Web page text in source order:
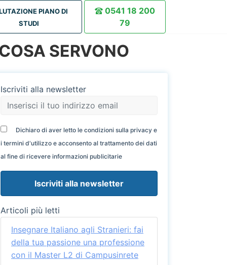
PIANO DI
STUDI
0541 18 200
79
SERVONO
Iscriviti alla newsletter
Dichiaro di aver letto le condizioni sulla privacy e
i termini d'utilizzo e acconsento al trattamento dei dati
al fine di ricevere informazioni publicitarie
Articoli più letti
Insegnare Italiano agli Stranieri: fai
della tua passione una professione
con il Master L2 di Campusinrete